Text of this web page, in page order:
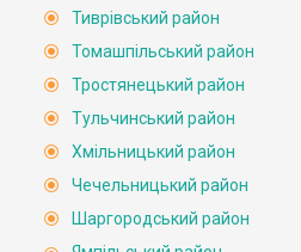
Тиврівський район
Томашпільський район
Тростянецький район
Тульчинський район
Хмільницький район
Чечельницький район
Шаргородський район